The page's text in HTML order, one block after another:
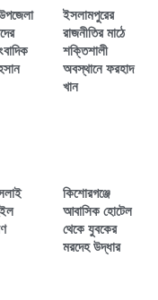
ইসলামপুরের
রাজনীতির মাঠে
শক্তিশালী
অবস্থানে ফরহাদ
খান
কিশোরগঞ্জে
আবাসিক হোটেল
থেকে যুবকের
মরদেহ উদ্ধার